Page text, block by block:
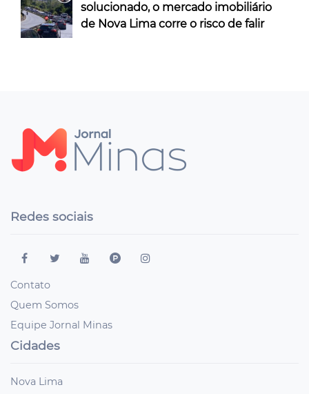
solucionado, o mercado imobiliário
de Nova Lima corre o risco de falir
Redes sociais
Contato
Quem Somos
Equipe Jornal Minas
Cidades
Nova Lima